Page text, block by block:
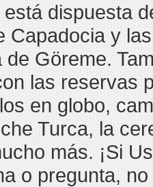
dispuesta
Capadocia y las
Göreme.
las reservas
en globo,
Turca, la
más. ¡Si
o pregunta,